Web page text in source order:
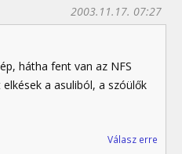
2003.11.17. 07:27
hátha fent van az NFS
a asuliból, a szóülők
Válasz erre